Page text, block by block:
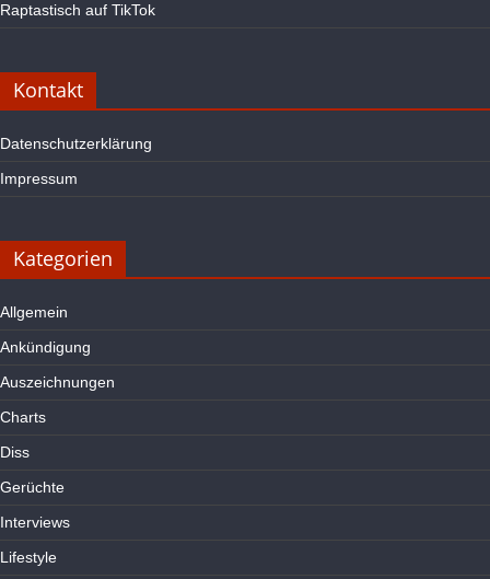
Raptastisch auf TikTok
Kontakt
Datenschutzerklärung
Impressum
Kategorien
Allgemein
Ankündigung
Auszeichnungen
Charts
Diss
Gerüchte
Interviews
Lifestyle